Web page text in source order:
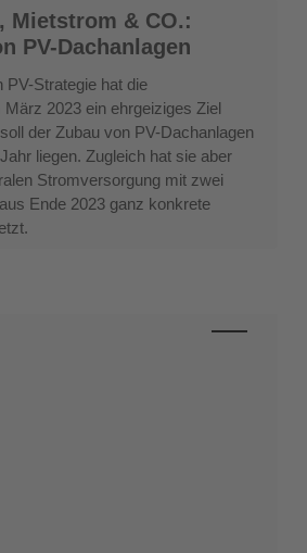
Mietstrom & CO.:
PV-Dachanlagen
PV-Strategie hat die
2023 ein ehrgeiziges Ziel
der Zubau von PV-Dachanlagen
liegen. Zugleich hat sie aber
Stromversorgung mit zwei
Ende 2023 ganz konkrete